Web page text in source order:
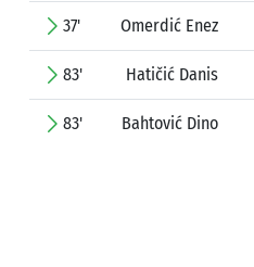
37' Omerdić Enez
83' Hatičić Danis
83' Bahtović Dino